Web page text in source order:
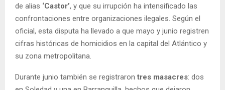
de alias ‘Castor’, y que su irrupción ha intensificado las
confrontaciones entre organizaciones ilegales. Según el
oficial, esta disputa ha llevado a que mayo y junio registren
cifras históricas de homicidios en la capital del Atlántico y
su zona metropolitana.
Durante junio también se registraron tres masacres: dos